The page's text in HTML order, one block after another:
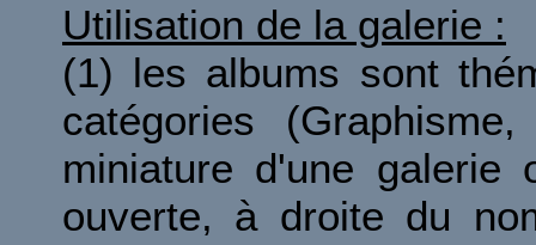
Utilisation de la galerie :
(1) les albums sont
catégories
miniature d'une galerie
ouverte, à droite du